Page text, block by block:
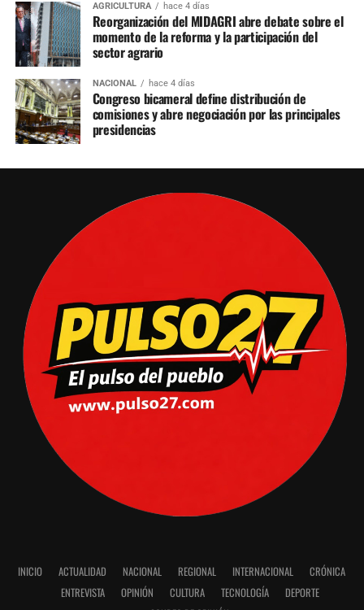
AGRICULTURA hace 4 días
Reorganización del MIDAGRI abre debate sobre el
momento de la reforma y la participación del
sector agrario
NACIONAL hace 4 días
Congreso bicameral define distribución de
comisiones y abre negociación por las principales
presidencias
INICIO ACTUALIDAD NACIONAL REGIONAL INTERNACIONAL
CRÓNICA
ENTREVISTA
OPINIÓN CULTURA TECNOLOGÍA
DEPORTE